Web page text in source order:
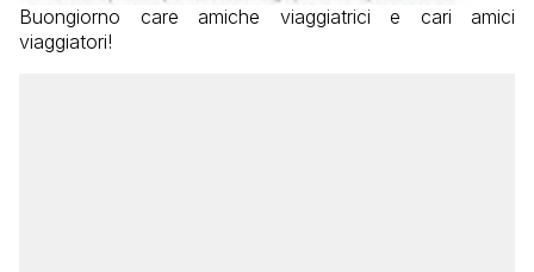
Buongiorno care amiche viaggiatrici e cari amici
viaggiatori!